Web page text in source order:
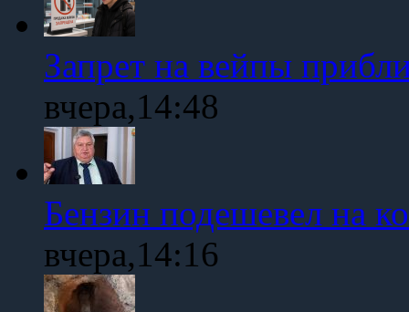
Запрет на вейпы
вчера,14:48
Бензин подешевел на
вчера,14:16